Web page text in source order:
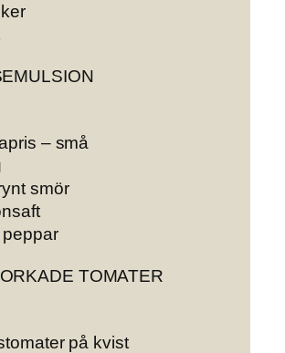
– små
smör
TOMATER
på kvist